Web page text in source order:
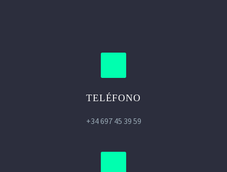
TELÉFONO
+34 697 45 39 59